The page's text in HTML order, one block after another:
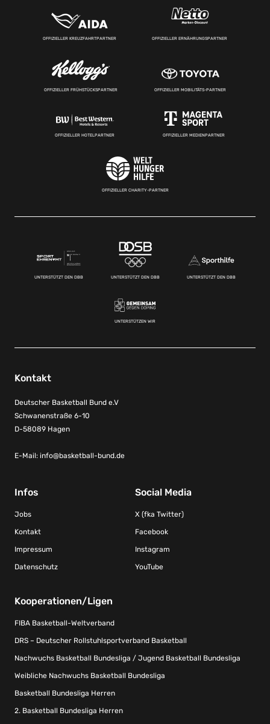
OFFIZIELLER KREUZFAHRTPARTNER OFFIZIELLER ERNÄHRUNGSPARTNER
OFFIZIELLER FRÜHSTÜCKSPARTNER OFFIZIELLER MOBILITÄTS-PARTNER
OFFIZIELLER HOTELPARTNER OFFIZIELLER MEDIENPARTNER
OFFIZIELLER CHARITY-PARTNER
UNTERSTÜTZT DEN DBB UNTERSTÜTZT DEN DBB UNTERSTÜTZT DEN DBB
UNTERSTÜTZEN WIR
Kontakt
Deutscher Basketball Bund e.V
Schwanenstraße 6-10
D-58089 Hagen
E-Mail: info@basketball-bund.de
Infos
Jobs
Kontakt
Impressum
Datenschutz
Social Media
X (fka Twitter)
Facebook
Instagram
YouTube
Kooperationen/Ligen
FIBA Basketball-Weltverband
DRS – Deutscher Rollstuhlsportverband Basketball
Nachwuchs Basketball Bundesliga / Jugend Basketball Bundesliga
Weibliche Nachwuchs Basketball Bundesliga
Basketball Bundesliga Herren
2. Basketball Bundesliga Herren